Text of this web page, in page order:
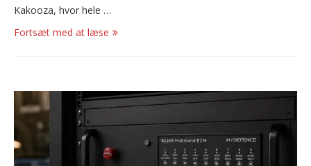
Kakooza, hvor hele …
Fortsæt med at læse